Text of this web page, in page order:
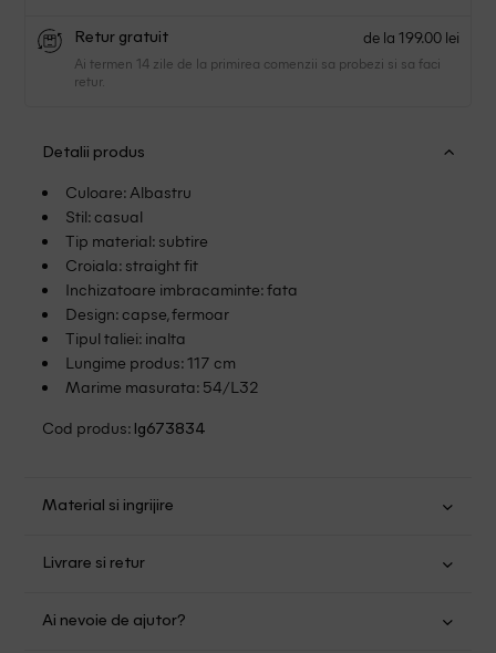
Retur gratuit de la 199.00 lei
Ai termen 14 zile de la primirea comenzii sa probezi si sa faci
retur.
Detalii produs
Culoare: Albastru
Stil: casual
Tip material: subtire
Croiala: straight fit
Inchizatoare imbracaminte: fata
Design: capse, fermoar
Tipul taliei: inalta
Lungime produs: 117 cm
Marime masurata: 54/L32
Cod produs: lg673834
Material si ingrijire
Nu folositi inalbitor
Nu uscati in uscator
Livrare si retur
mare de 149.00 lei.
Ai nevoie de ajutor?